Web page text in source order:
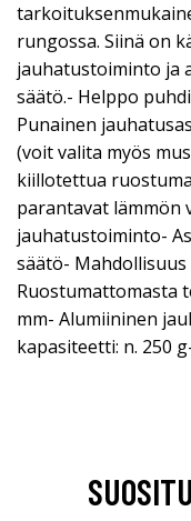
rungossa. Siinä on
jauhatustoiminto ja
säätö.- Helppo
Punainen
(voit valita myös
kiillotettua
parantavat lämmön
jauhatustoiminto-
säätö-
Ruostumattomasta
mm- Alumiininen
kapasiteetti: n. 250